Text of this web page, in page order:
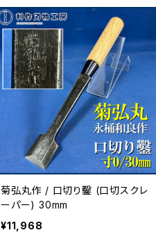
菊弘丸作 / 口切り鑿 (口切スクレ
ーパー) 30mm
¥11,968